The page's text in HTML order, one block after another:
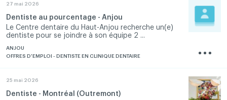
Dentiste au pourcentage - Anjou
Le Centre dentaire du Haut-Anjou recherche un(e)
dentiste pour se joindre à son équipe 2 ...
27 mai 2026
ANJOU
OFFRES D'EMPLOI - DENTISTE EN CLINIQUE DENTAIRE
Dentiste - Montréal (Outremont)
25 mai 2026